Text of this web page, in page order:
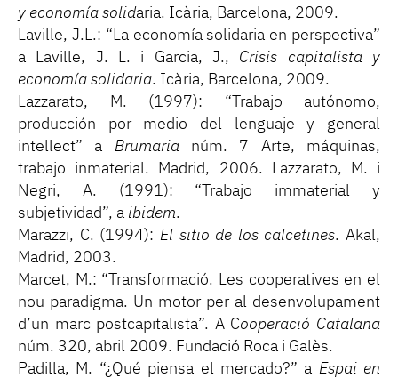
y economía solidaria. Icària, Barcelona, 2009.
Laville, J.L.: “La economía solidaria en perspectiva”
a Laville, J. L. i Garcia, J., Crisis capitalista y
economía solidaria. Icària, Barcelona, 2009.
Lazzarato, M. (1997): “Trabajo autónomo,
producción por medio del lenguaje y general
intellect” a Brumaria núm. 7 Arte, máquinas,
trabajo inmaterial. Madrid, 2006. Lazzarato, M. i
Negri, A. (1991): “Trabajo immaterial y
subjetividad”, a ibidem.
Marazzi, C. (1994): El sitio de los calcetines. Akal,
Madrid, 2003.
Marcet, M.: “Transformació. Les cooperatives en el
nou paradigma. Un motor per al desenvolupament
d’un marc postcapitalista”. A Cooperació Catalana
núm. 320, abril 2009. Fundació Roca i Galès.
Padilla, M. “¿Qué piensa el mercado?” a Espai en